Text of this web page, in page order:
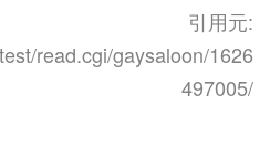
引用元:
read.cgi/gaysaloon/1626
497005/